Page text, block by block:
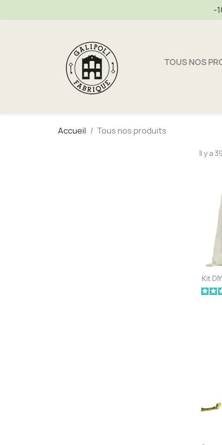
-
TOUS NOS
Accueil Tous nos produits
Il y a
Kit